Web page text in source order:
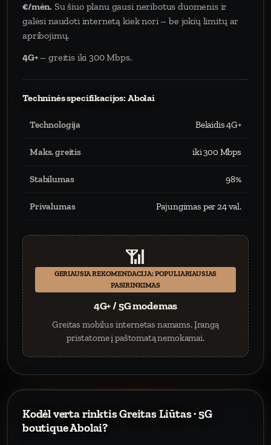
€/mėn. Su šiuo planu gausi neribotus duomenis ir
galėsi naudoti internetą kiek nori – be jokių limitų ar
apribojimų.
4G+– greitis iki 300 Mbps.
Techninės specifikacijos: Abolai
Technologija Belaidis 4G+
Maks. greitis iki 300 Mbps
Stabilumas 98%
Privalumas Pajungimas per 24 val.
📶
GERIAUSIA REKOMENDACIJA: POPULIARIAUSIAS
PASIRINKIMAS
4G+ / 5G modemas
Greitas mobilus internetas namams. Įrangą
pristatome į paštomatą nemokamai.
Kodėl verta rinktis Greitas Liūtas · 5G
boutique Abolai?